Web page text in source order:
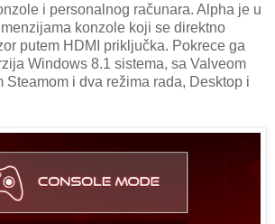
i personalnog računara. Alpha je u
konzole koji se direktno
putem HDMI priključka. Pokrece ga
Windows 8.1 sistema, sa Valveom
Steamom i dva režima rada, Desktop i